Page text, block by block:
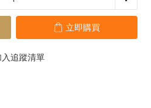
立即購買
入追蹤清單